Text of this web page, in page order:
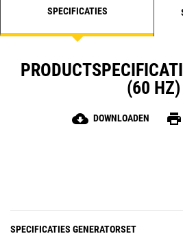
SPECIFICATIES
(60 HZ)
cloud_download DOWNLOADEN print
SPECIFICATIES GENERATORSET